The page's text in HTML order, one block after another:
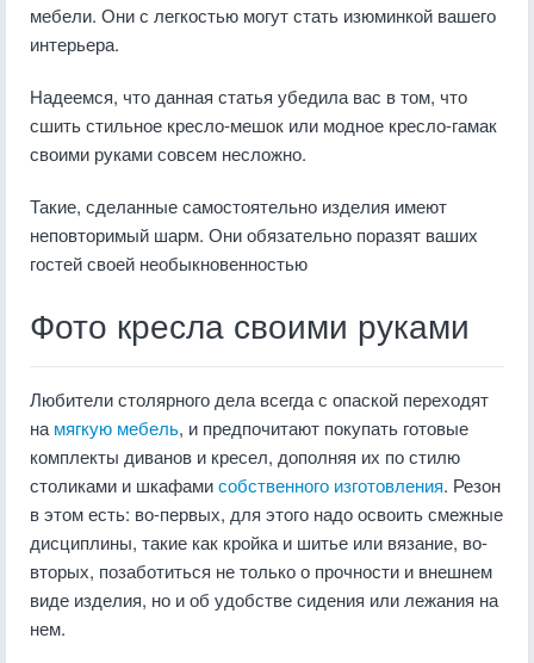
мебели. Они с легкостью могут стать изюминкой вашего
интерьера.
Надеемся, что данная статья убедила вас в том, что
сшить стильное кресло-мешок или модное кресло-гамак
своими руками совсем несложно.
Такие, сделанные самостоятельно изделия имеют
неповторимый шарм. Они обязательно поразят ваших
гостей своей необыкновенностью
Фото кресла своими руками
Любители столярного дела всегда с опаской переходят
на мягкую мебель, и предпочитают покупать готовые
комплекты диванов и кресел, дополняя их по стилю
столиками и шкафамисобственного изготовления. Резон
в этом есть: во-первых, для этого надо освоить смежные
дисциплины, такие как кройка и шитье или вязание, во-
вторых, позаботиться не только о прочности и внешнем
виде изделия, но и об удобстве сидения или лежания на
нем.